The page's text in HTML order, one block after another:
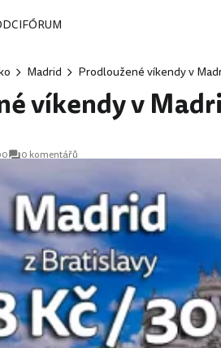
FÓRUM
Madrid Prodloužené víkendy v
víkendy v
0 komentářů